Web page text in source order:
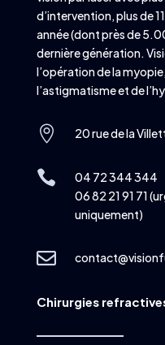
d’intervention, plus de
année (dont près de
dernière génération.
l’opération de la
l’astigmatisme et de
 20 rue de la

04 72 344 344
06 82 21 91 71
uniquement)

Chirurgies